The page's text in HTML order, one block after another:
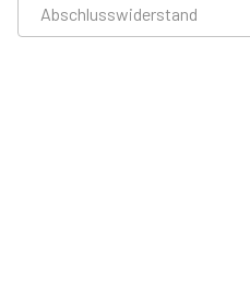
Abschlusswiderstand